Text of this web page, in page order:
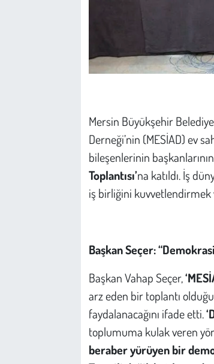
Mersin Büyükşehir
Derneği’nin (MESİAD) ev
bileşenlerinin
Toplantısı’na katıldı. İş
iş birliğini
Başkan Seçer:
Başkan Vahap Seçer,
arz eden bir toplantı
faydalanacağını ifade etti.
toplumuma kulak veren
beraber yürüyen bir